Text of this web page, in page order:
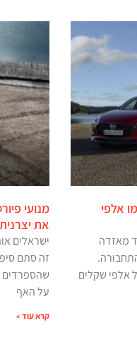
אלפי
מאזדה
אלפי שקלים
מנועי
את
ישראלים
זה סתם
שהספרדים
על האף
קרא עוד »